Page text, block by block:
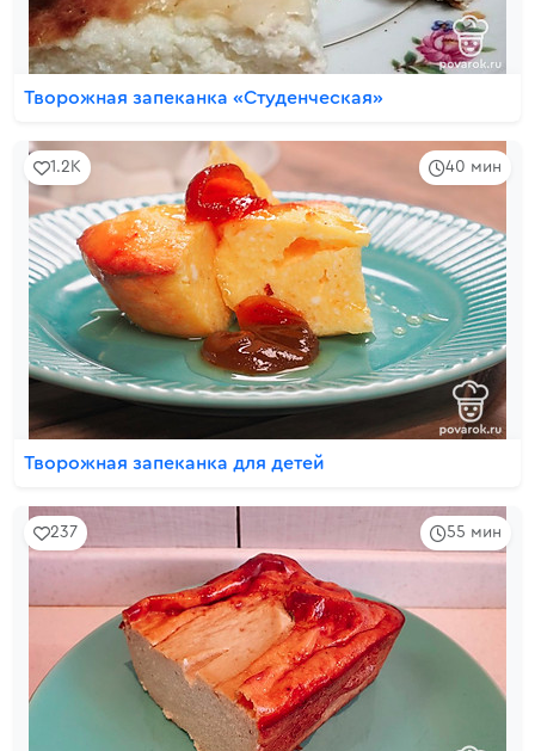
Творожная запеканка «Студенческая»
40 мин
1.2K
Творожная запеканка для детей
55 мин
237